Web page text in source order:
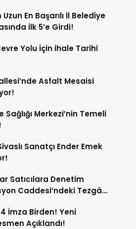
En Başarılı İl Belediye
İlk 5’e Girdi!
Yolu İçin İhale Tarihi
Asfalt Mesaisi
Sağlığı Merkezi’nin Temeli
Sanatçı Ender Emek
Satıcılara Denetim
Caddesi’ndeki Tezgâh
İmza Birden! Yeni
Açıklandı!